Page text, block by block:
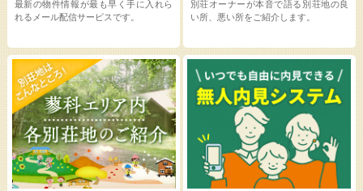
最新の物件情報が最も早く手に入れら
れるメール配信サービスです。
別荘オーナーが本音で語る別荘地の良
い所、悪い所をご紹介します。